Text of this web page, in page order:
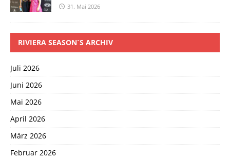
31. Mai 2026
RIVIERA SEASON´S ARCHIV
Juli 2026
Juni 2026
Mai 2026
April 2026
März 2026
Februar 2026